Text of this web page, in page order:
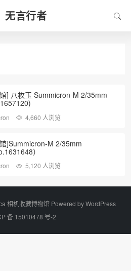
无言行者
] 八枚玉 Summicron-M 2/35mm
4,660 人浏览
]Summicron-M 2/35mm
）
5,120 人浏览
相机收藏博物馆 Powered byWordPress
备 15010478 号-2